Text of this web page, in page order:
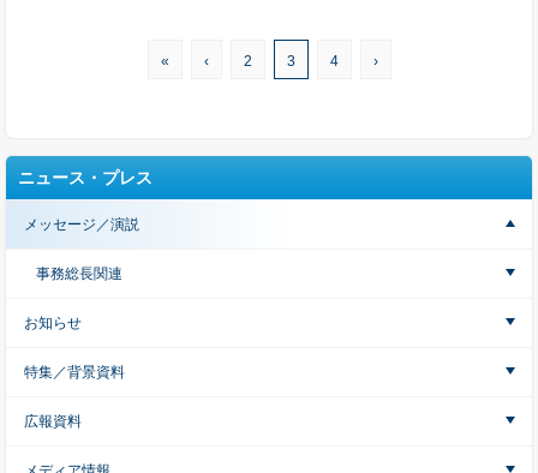
« ‹ 2 3 4 ›
ニュース・プレス
メッセージ／演説
事務総長関連
お知らせ
特集／背景資料
広報資料